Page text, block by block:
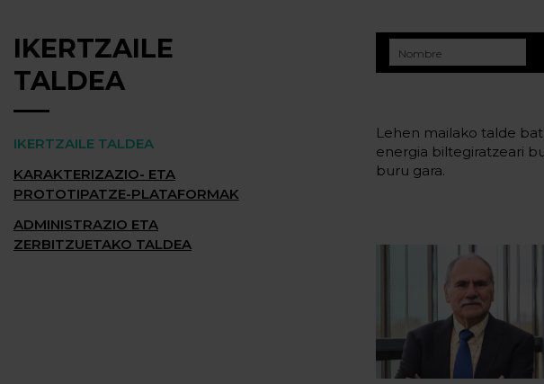
IKERTZAILE
TALDEA
IKERTZAILE TALDEA
KARAKTERIZAZIO- ETA
PROTOTIPATZE-PLATAFORMAK
ADMINISTRAZIO ETA
ZERBITZUETAKO TALDEA
Lehen mailako talde
energia biltegiratzeari
buru gara.